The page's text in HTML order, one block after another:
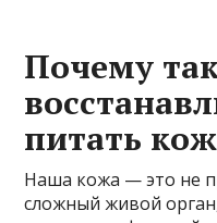
Почему
питать
Наша кожа — это не
сложный живой